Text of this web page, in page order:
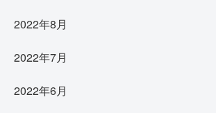
2022年8月
2022年7月
2022年6月